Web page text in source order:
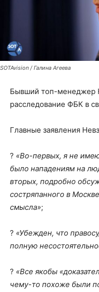
SOTAvision / Галина Агеева
Бывший топ-
расследование ФБК в
Главные заявления
? «Во-первых, я не
было нападениям на
вторых, подробно
состряпанного в
смысла»;
? «Убежден, что
полную
? «Все якобы
чему-то похоже были